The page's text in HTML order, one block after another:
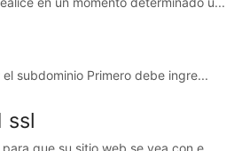
subdominio Primero debe ingre...
ssl